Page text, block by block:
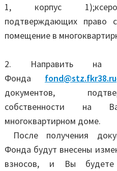
1, корпус
подтверждающих право
помещение в
2. Направить на
Фонда fond@stz.fkr38.ru
документов,
собственности на
многоквартирном доме.
После получения
Фонда будут внесены
взносов, и Вы будете